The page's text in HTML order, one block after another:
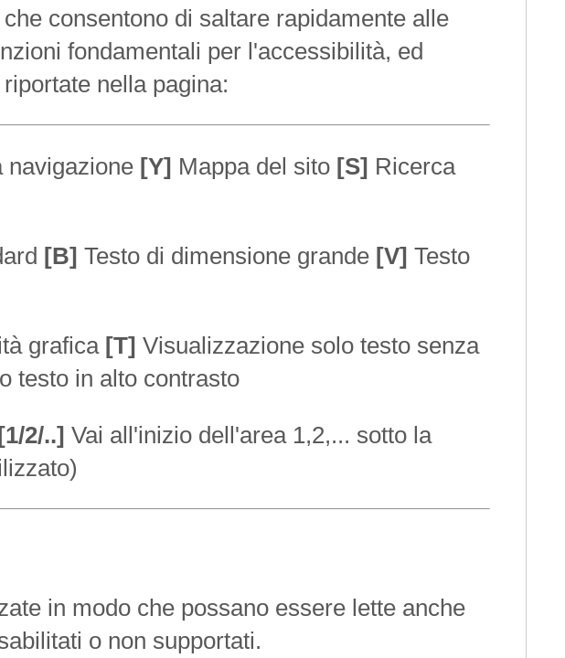
consentono di saltare rapidamente alle
fondamentali per l'accessibilità, ed
nella pagina:
navigazione [Y] Mappa del sito [S] Ricerca
[B] Testo di dimensione grande [V] Testo
grafica [T] Visualizzazione solo testo senza
testo in alto contrasto
2/..] Vai all'inizio dell'area 1,2,... sotto la
in modo che possano essere lette anche
o non supportati.